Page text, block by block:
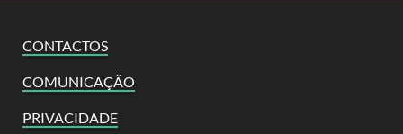
CONTACTOS
COMUNICAÇÃO
PRIVACIDADE